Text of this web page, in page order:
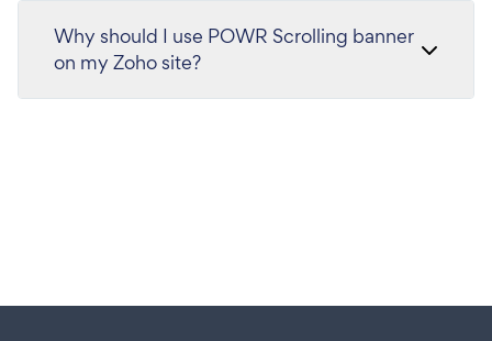
Why should I use POWR Scrolling banner
on my Zoho site?